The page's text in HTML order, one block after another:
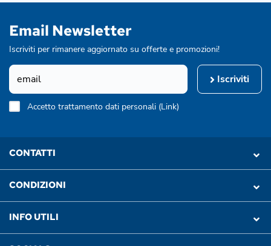
Email Newsletter
Iscriviti per rimanere aggiornato su offerte e promozioni!
Iscriviti
Accetto trattamento dati personali (Link)
CONTATTI
CONDIZIONI
INFO UTILI